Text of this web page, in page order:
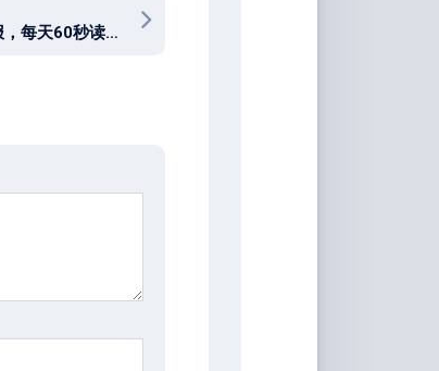
03月03日新闻早报，每天60秒读懂全世界！